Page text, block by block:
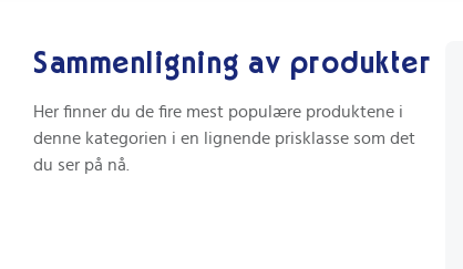
Sammenligning av produkter
Her finner du de fire mest populære produktene i
denne kategorien i en lignende prisklasse som det
du ser på nå.